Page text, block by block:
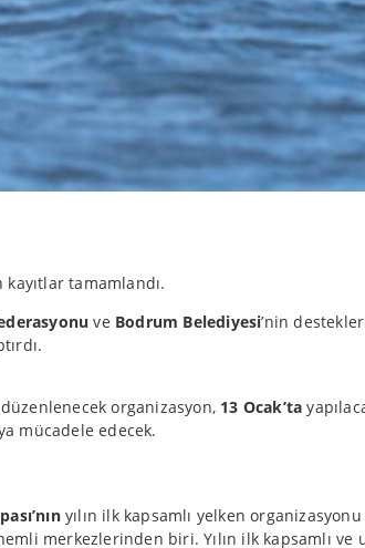
kayıtlar tamamlandı.
ve Bodrum Belediyesi’nin
düzenlenecek organizasyon, 13 Ocak’ta
mücadele edecek.
yılın ilk kapsamlı yelken
merkezlerinden biri. Yılın ilk kapsamlı